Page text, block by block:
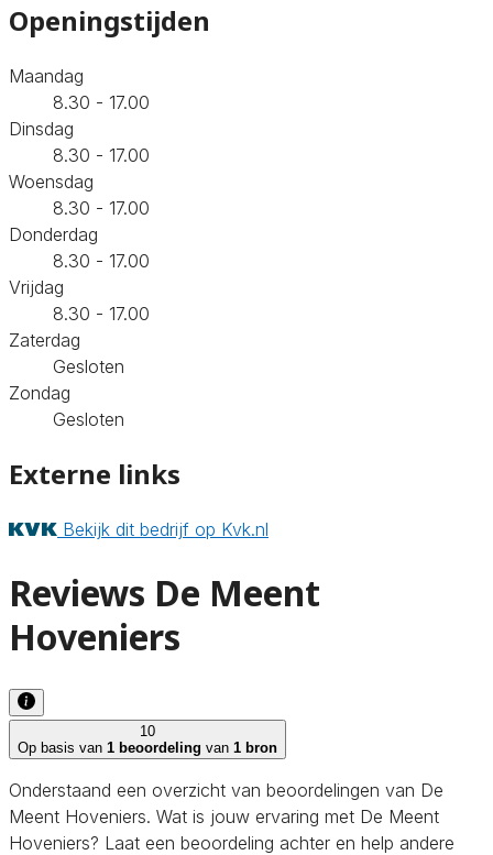
Openingstijden
Maandag
8.30 - 17.00
Dinsdag
8.30 - 17.00
Woensdag
8.30 - 17.00
Donderdag
8.30 - 17.00
Vrijdag
8.30 - 17.00
Zaterdag
Gesloten
Zondag
Gesloten
Externe links
Bekijk dit bedrijf op Kvk.nl
Reviews De Meent
Hoveniers
10
Op basis van 1 beoordeling van 1 bron
Onderstaand een overzicht van beoordelingen van De
Meent Hoveniers. Wat is jouw ervaring met De Meent
Hoveniers? Laat een beoordeling achter en help andere